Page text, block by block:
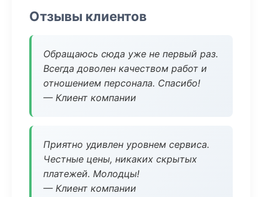
Отзывы клиентов
Обращаюсь сюда уже не первый раз.
Всегда доволен качеством работ и
отношением персонала. Спасибо!
— Клиент компании
Приятно удивлен уровнем сервиса.
Честные цены, никаких скрытых
платежей. Молодцы!
— Клиент компании